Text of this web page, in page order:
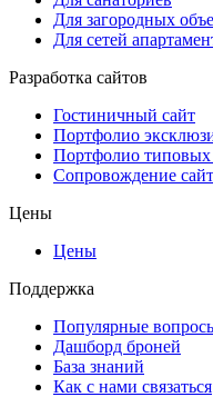
Для загородных
Для сетей
Разработка сайтов
Гостиничный сайт
Портфолио
Портфолио типовых
Сопровождение
Цены
Цены
Поддержка
Популярные
Дашборд броней
База знаний
Как с нами связаться